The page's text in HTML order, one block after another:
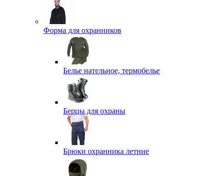
Форма для охранников
Белье нательное, термобелье
Берцы для охраны
Брюки охранника летние